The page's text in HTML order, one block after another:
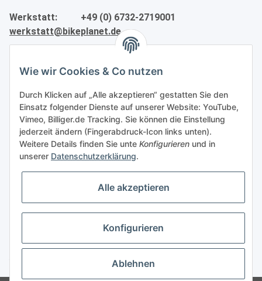
Werkstatt: +49 (0) 6732-2719001
werkstatt@bikeplanet.de
Partner
Vertrag widerrufen
* Alle Preise inkl. gesetzlicher USt., zzgl.Versand
Wie wir Cookies & Co nutzen
Durch Klicken auf „Alle akzeptieren“ gestatten Sie den
Einsatz folgender Dienste auf unserer Website: YouTube,
Vimeo, Billiger.de Tracking. Sie können die Einstellung
jederzeit ändern (Fingerabdruck-Icon links unten).
Weitere Details finden Sie unte Konfigurieren und in
unserer Datenschutzerklärung.
Alle akzeptieren
Konfigurieren
Ablehnen